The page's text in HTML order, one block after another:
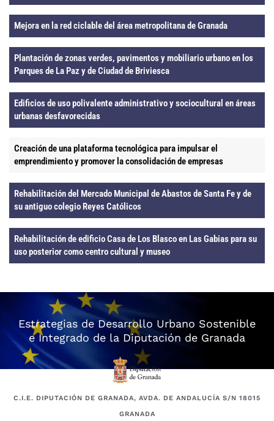
Mejora en la red ciclable del área metropolitana de Granada
Plantación de zonas verdes, pavimentos y mobiliario urbano en los
Parques de La Paz y de Ciudad de Briviesca
Edificios de uso polivalente administrativo y sociocultural en áreas
urbanas desfavorecidas
Creación de una plataforma tecnológica para impulsar el
emprendimiento y promover la consolidación de empresas
Rehabilitación del Mercado Municipal de Abastos de Santa Fe y de
su antiguo colegio Reyes Católicos
Rehabilitación de edificio Casa de Los Blasco en Las Gabias para su
uso posterior como centro cultural y museo
Estrategias de Desarrollo Urbano Sostenible
e Integrado de la Diputación de Granada
C.I.E. DIPUTACIÓN DE GRANADA, AVDA. DE ANDALUCÍA S/N 18015
GRANADA